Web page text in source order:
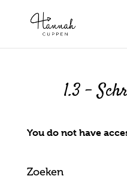
1.3 –
You do not have
Zoeken